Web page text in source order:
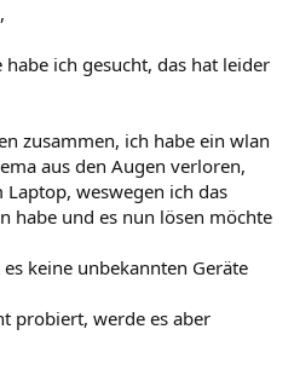
ich gesucht, das hat leider
zusammen, ich habe ein wlan
aus den Augen verloren,
weswegen ich das
habe und es nun lösen möchte
keine unbekannten Geräte
probiert, werde es aber